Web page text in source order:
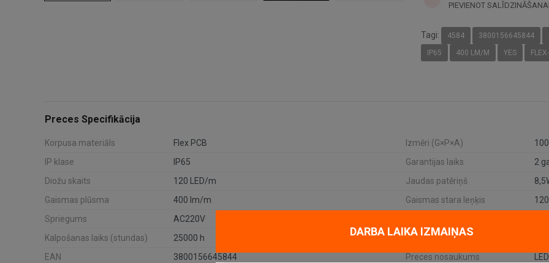
PIEVIENOT SALĪDZINĀŠANAI
Tagi: 4584 3800156645844
IP65
400 LM/M YES
Preces Specifikācija
Korpusa materiāls Flex PCB Izmēri (G×P×A)
IP klase
IP65 Garantijas laiks
2
Diožu skaits
120 LED/m Jaudas patēriņš
Gaismas plūsma
400 lm/m Gaismas stara leņķis
Spriegums
AC220V
Kalpošanas laiks (stundas)
25000 h SKU
EAN
3800156645844 Preces nosaukums
DARBA LAIKA IZMAIŅAS